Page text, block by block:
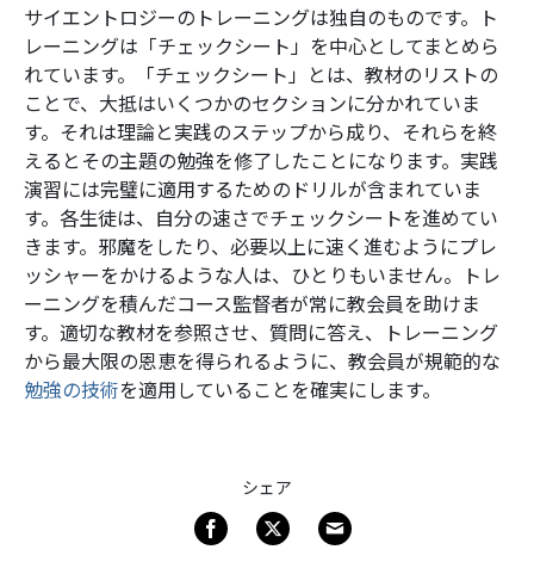
サイエントロジーのトレーニングは独自のものです。ト
レーニングは「チェックシート」を中心としてまとめら
れています。「チェックシート」とは、教材のリストの
ことで、大抵はいくつかのセクションに分かれていま
す。それは理論と実践のステップから成り、それらを終
えるとその主題の勉強を修了したことになります。 実践
演習には完璧に適用するためのドリルが含まれていま
す。各生徒は、自分の速さでチェックシートを進めてい
きます。邪魔をしたり、必要以上に速く進むようにプレ
ッシャーをかけるような人は、ひとりもいません。トレ
ーニングを積んだコース監督者が常に教会員を助けま
す。適切な教材を参照させ、質問に答え、トレーニング
から最大限の恩恵を得られるように、教会員が規範的な
勉強の技術を適用していることを確実にします。
シェア